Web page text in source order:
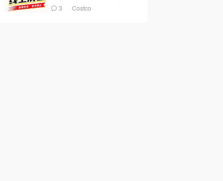
$159)
3 Costco